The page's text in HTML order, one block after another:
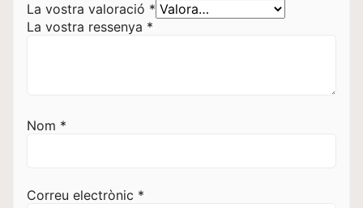
La vostra valoració *
La vostra ressenya *
Nom *
Correu electrònic *